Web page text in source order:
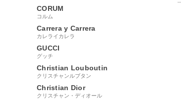
CORUM
コルム
Carrera y Carrera
カレライカレラ
GUCCI
グッチ
Christian Louboutin
クリスチャンルブタン
Christian Dior
クリスチャン・ディオール